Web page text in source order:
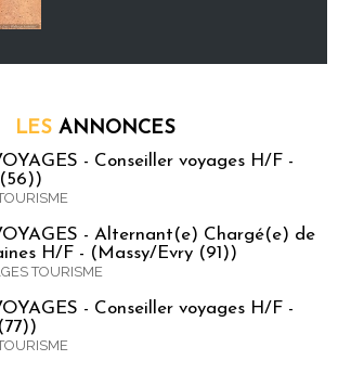
LES ANNONCES
- Conseiller voyages H/F -
- Alternant(e) Chargé(e) de
H/F - (Massy/Evry (91))
TOURISME
- Conseiller voyages H/F -